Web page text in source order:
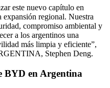
este nuevo capítulo en
regional. Nuestra
compromiso ambiental y
a los argentinos una
más limpia y eficiente”,
Stephen Deng.
BYD en Argentina